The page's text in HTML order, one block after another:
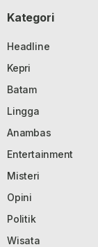
Kategori
Headline
Kepri
Batam
Lingga
Anambas
Entertainment
Misteri
Opini
Politik
Wisata